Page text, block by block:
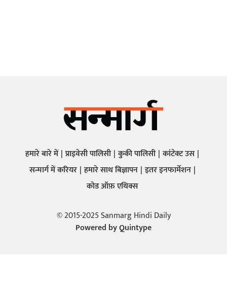
हमारे बारे में प्राइवेसी पालिसी कुकी पालिसी कांटेक्ट उस
सन्मार्ग में करियर हमारे साथ बिज्ञापन इतर इनफार्मेशन
कोड ऑफ़ एथिक्स
© 2015-2025 Sanmarg Hindi Daily
Powered byQuintype